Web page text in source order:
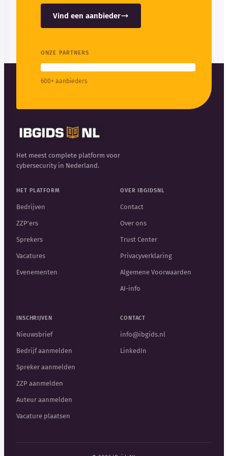
Vind een aanbieder
ONZE PARTNERS
600+ aanbieders
Het meest complete platform voor
cybersecurity in Nederland.
HET PLATFORM
Bedrijven
ZZP'ers
Sprekers
Vacatures
Evenementen
OVER IBGIDSNL
Contact
Over ons
Trust Center
Privacyverklaring
Algemene Voorwaarden
AI-info
INSCHRIJVEN
Nieuwsbrief
Bedrijf aanmelden
Spreker aanmelden
ZZP aanmelden
Auteur aanmelden
Vacature plaatsen
CONTACT
info@ibgids.nl
LinkedIn